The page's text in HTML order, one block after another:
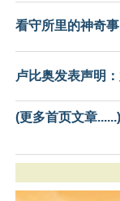
看守所里的神奇事
卢比奥发表声明
(更多首页文章......)